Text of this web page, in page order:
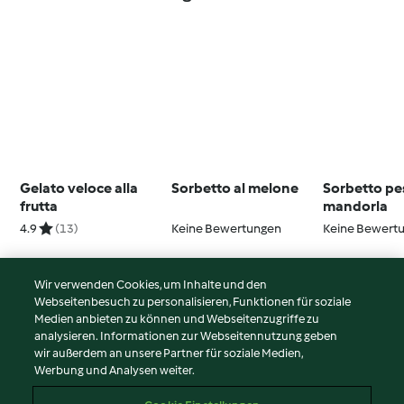
Gelato veloce alla
frutta
4.9 (13)
Sorbetto al melone
Keine Bewertungen
Sorbetto
mandorla
Keine
© Copyright 2026
Nutzungsbedingungen
Datenschutzrichtlinien
Wir verwenden Cookies, um Inhalte und den
Webseitenbesuch zu personalisieren, Funktionen für soziale
Medien anbieten zu können und Webseitenzugriffe zu
analysieren. Informationen zur Webseitennutzung geben
wir außerdem an unsere Partner für soziale Medien,
Werbung und Analysen weiter.